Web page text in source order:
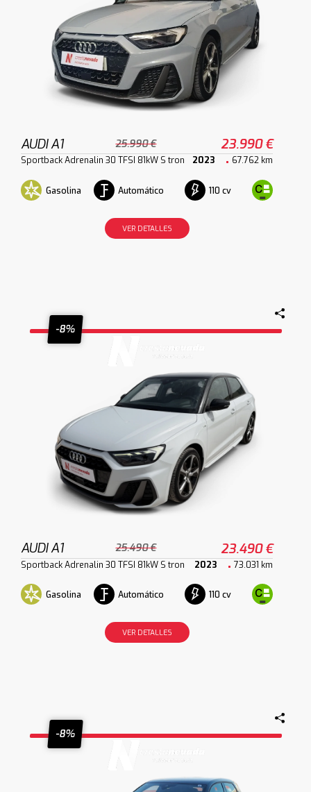
AUDI A1 25.990 € 23.990 €
Sportback Adrenalin 30 TFSI 81kW S tron 2023 67.762 km
Gasolina Automático 110 cv
VER DETALLES
-8%
AUDI A1 25.490 € 23.490 €
Sportback Adrenalin 30 TFSI 81kW S tron 2023 73.031 km
Gasolina Automático 110 cv
VER DETALLES
-8%